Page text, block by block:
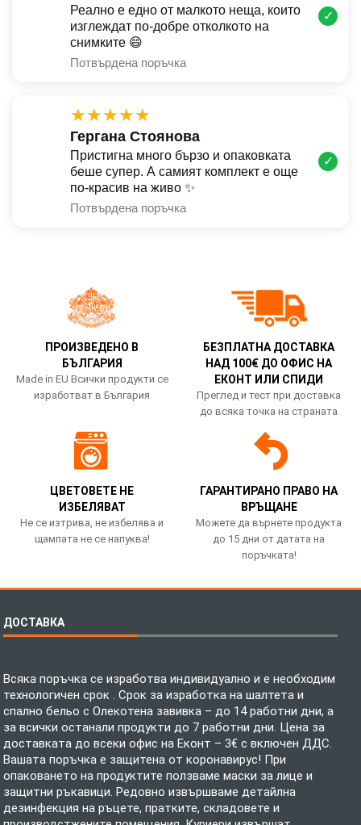
Реално е едно от малкото неща, които
изглеждат по-добре отколкото на
снимките 😄
Потвърдена поръчка
✓
★★★★★
Гергана Стоянова
Пристигна много бързо и опаковката
беше супер. А самият комплект е още
по-красив на живо ✨
Потвърдена поръчка
✓
ПРОИЗВЕДЕНО В
БЪЛГАРИЯ
Made in EU Всички продукти се
изработват в България
БЕЗПЛАТНА ДОСТАВКА
НАД 100€ ДО ОФИС НА
ЕКОНТ ИЛИ СПИДИ
Преглед и тест при доставка
до всяка точка на страната
ЦВЕТОВЕТЕ НЕ
ИЗБЕЛЯВАТ
Не се изтрива, не избелява и
щампата не се напуква!
ГАРАНТИРАНО ПРАВО НА
ВРЪЩАНЕ
Можете да върнете продукта
до 15 дни от датата на
поръчката!
ДОСТАВКА
Всяка поръчка се изработва индивидуално и е необходим
технологичен срок . Срок за изработка на шалтета и
спално бельо с Олекотена завивка – до 14 работни дни, а
за всички останали продукти до 7 работни дни. Цена за
доставката до всеки офис на Еконт – 3€ с включен ДДС.
Вашата поръчка е защитена от коронавирус! При
опаковането на продуктите ползваме маски за лице и
защитни ръкавици. Редовно извършваме детайлна
дезинфекция на ръцете, пратките, складовете и